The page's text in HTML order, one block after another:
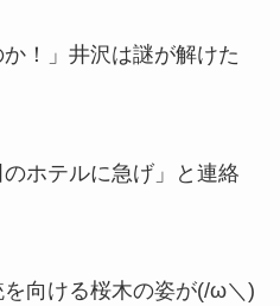
か！」井沢は謎が解けた
ホテルに急げ」と連絡
向ける桜木の姿が(/ω＼)